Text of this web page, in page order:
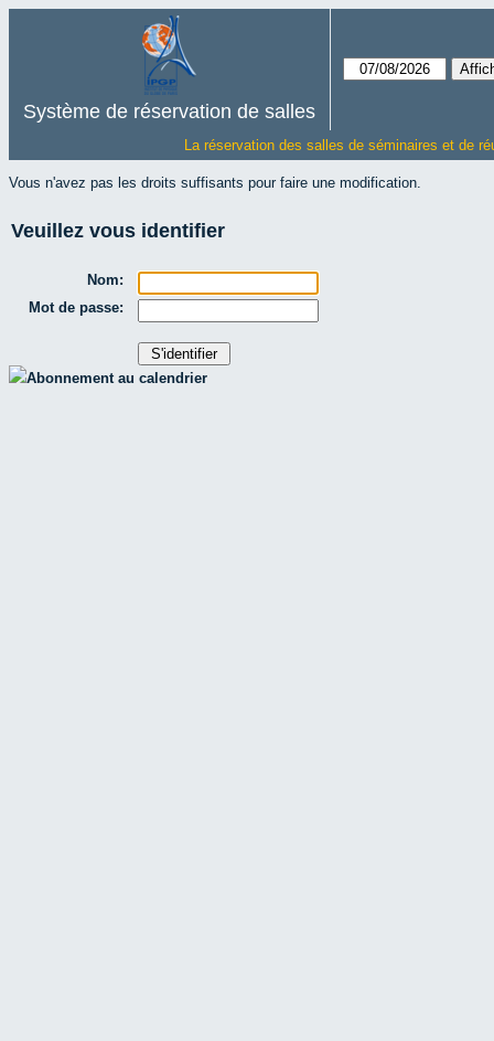
Système de réservation de salles
La réservation des salles de séminaires et de
Vous n'avez pas les droits suffisants pour faire une modification.
Veuillez vous identifier
Nom:
Mot de passe:
Abonnement au calendrier